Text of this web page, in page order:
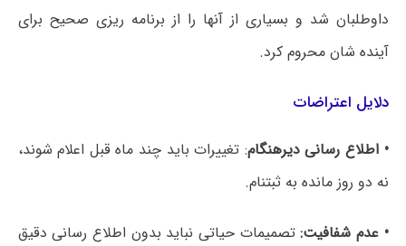
داوطلبان شد و بسیاری از آنها را از برنامه ریزی صحیح برای
آینده شان محروم کرد.
دلایل اعتراضات
• اطلاع رسانی دیرهنگام: تغییرات باید چند ماه قبل اعلام شوند،
نه دو روز مانده به ثبتنام.
• عدم شفافیت:تصمیمات حیاتی نباید بدون اطلاع رسانی دقیق